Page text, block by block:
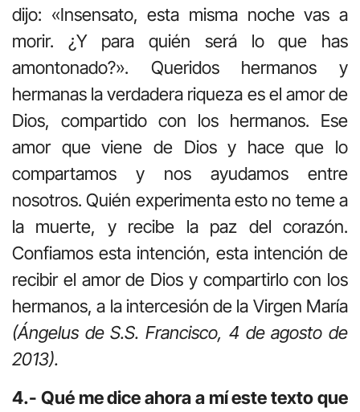
dijo: «Insensato, esta misma noche vas a
morir. ¿Y para quién será lo que has
amontonado?». Queridos hermanos y
hermanas la verdadera riqueza es el amor de
Dios, compartido con los hermanos. Ese
amor que viene de Dios y hace que lo
compartamos y nos ayudamos entre
nosotros. Quién experimenta esto no teme a
la muerte, y recibe la paz del corazón.
Confiamos esta intención, esta intención de
recibir el amor de Dios y compartirlo con los
hermanos, a la intercesión de la Virgen María
(Ángelus de S.S. Francisco, 4 de agosto de
2013).
4.- Qué me dice ahora a mí este texto que